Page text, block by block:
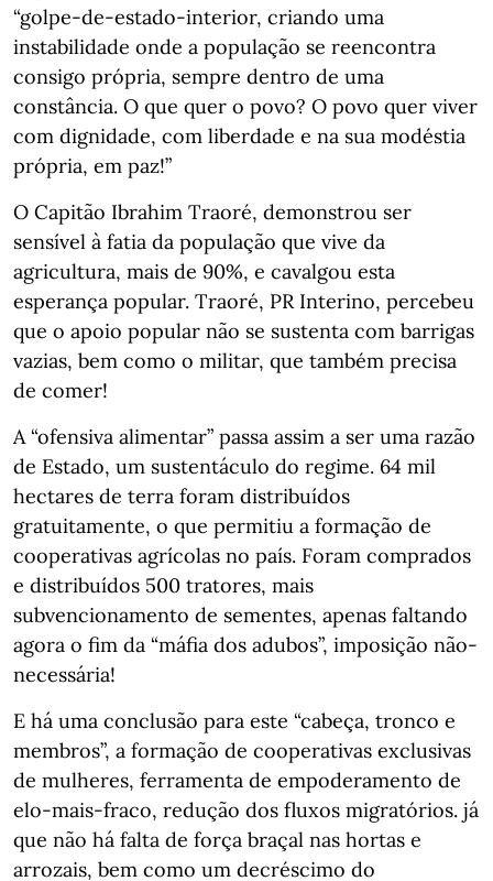
“golpe-de-estado-interior, criando uma
instabilidade onde a população se reencontra
consigo própria, sempre dentro de uma
constância. O que quer o povo? O povo quer viver
com dignidade, com liberdade e na sua modéstia
própria, em paz!”
O Capitão Ibrahim Traoré, demonstrou ser
sensível à fatia da população que vive da
agricultura, mais de 90%, e cavalgou esta
esperança popular. Traoré, PR Interino, percebeu
que o apoio popular não se sustenta com barrigas
vazias, bem como o militar, que também precisa
de comer!
A “ofensiva alimentar” passa assim a ser uma razão
de Estado, um sustentáculo do regime. 64 mil
hectares de terra foram distribuídos
gratuitamente, o que permitiu a formação de
cooperativas agrícolas no país. Foram comprados
e distribuídos 500 tratores, mais
subvencionamento de sementes, apenas faltando
agora o fim da “máfia dos adubos”, imposição não-
necessária!
E há uma conclusão para este “cabeça, tronco e
membros”, a formação de cooperativas exclusivas
de mulheres, ferramenta de empoderamento de
elo-mais-fraco, redução dos fluxos migratórios. já
que não há falta de força braçal nas hortas e
arrozais, bem como um decréscimo do